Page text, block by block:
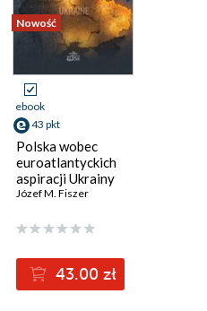
Nowość
ebook
43 pkt
Polska wobec
euroatlantyckich
aspiracji Ukrainy
Józef M. Fiszer
43.00 zł